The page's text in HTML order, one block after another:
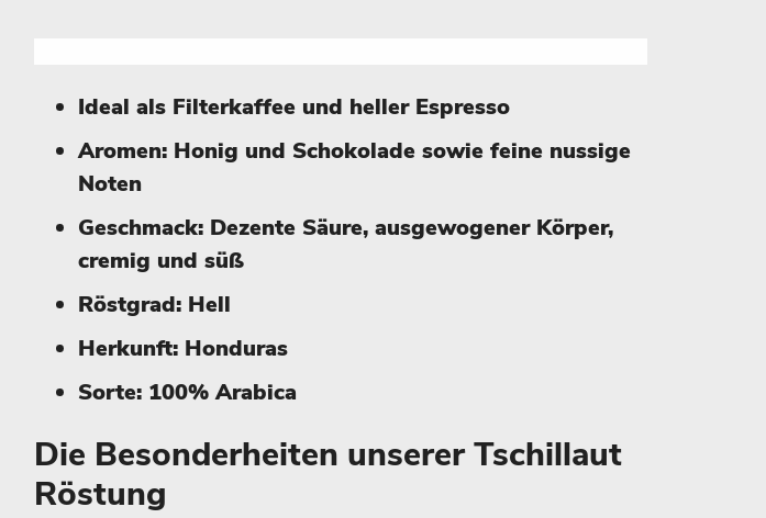
Ideal als Filterkaffee und heller Espresso
Aromen: Honig und Schokolade sowie feine nussige
Noten
Geschmack: Dezente Säure, ausgewogener Körper,
cremig und süß
Röstgrad: Hell
Herkunft: Honduras
Sorte: 100% Arabica
Die Besonderheiten unserer Tschillaut
Röstung